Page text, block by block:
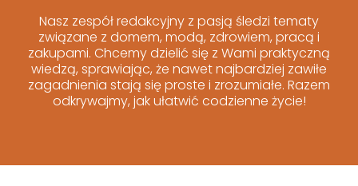
Nasz zespół redakcyjny z pasją śledzi tematy
związane z domem, modą, zdrowiem, pracą i
zakupami. Chcemy dzielić się z Wami praktyczną
wiedzą, sprawiając, że nawet najbardziej zawiłe
zagadnienia stają się proste i zrozumiałe. Razem
odkrywajmy, jak ułatwić codzienne życie!